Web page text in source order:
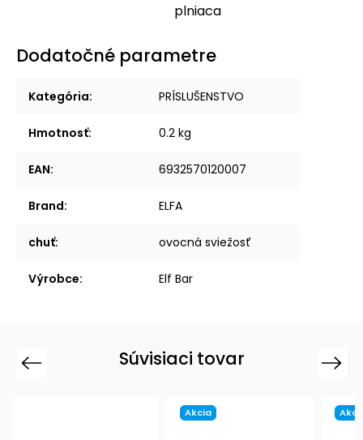
plniaca
Dodatočné parametre
Kategória: PRÍSLUŠENSTVO
Hmotnosť: 0.2 kg
EAN: 6932570120007
Brand: ELFA
chuť: ovocná sviežosť
Výrobce: Elf Bar
Súvisiaci tovar
Previous
Akcia
Next